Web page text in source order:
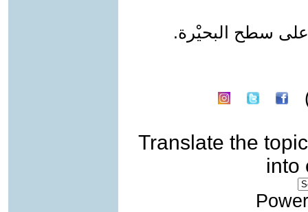
على سطح البحيْرة.
Translate the topic
into